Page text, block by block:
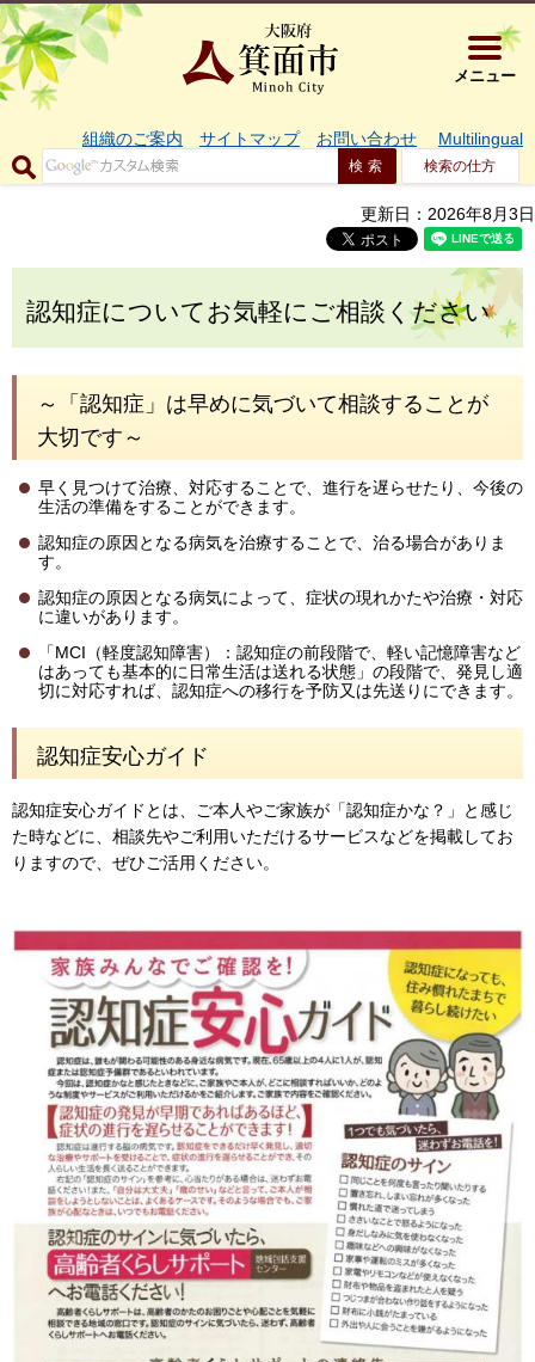
大阪府箕
メニュー
組織のご案内 サイトマップ お問い合わせ Multilingual
検索の仕方
更新日：2026年8月3日
認知症についてお気軽にご相談ください
～「認知症」は早めに気づいて相談することが
大切です～
早く見つけて治療、対応することで、進行を遅らせたり、今後の
生活の準備をすることができます。
認知症の原因となる病気を治療することで、治る場合がありま
す。
認知症の原因となる病気によって、症状の現れかたや治療・対応
に違いがあります。
「MCI（軽度認知障害）：認知症の前段階で、軽い記憶障害など
はあっても基本的に日常生活は送れる状態」の段階で、発見し適
切に対応すれば、認知症への移行を予防又は先送りにできます。
認知症安心ガイド
認知症安心ガイドとは、ご本人やご家族が「認知症かな？」と感じ
た時などに、相談先やご利用いただけるサービスなどを掲載してお
りますので、ぜひご活用ください。